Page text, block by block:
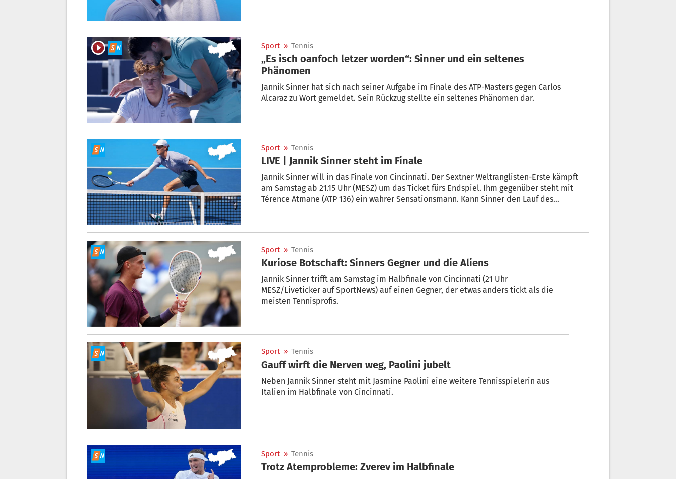
Sport » Tennis
„Es isch oanfoch letzer worden“: Sinner und ein seltenes
Phänomen
Jannik Sinner hat sich nach seiner Aufgabe im Finale des ATP-Masters gegen Carlos
Alcaraz zu Wort gemeldet. Sein Rückzug stellte ein seltenes Phänomen dar.
Sport » Tennis
LIVE | Jannik Sinner steht im Finale
Jannik Sinner will in das Finale von Cincinnati. Der Sextner Weltranglisten-Erste kämpft
am Samstag ab 21.15 Uhr (MESZ) um das Ticket fürs Endspiel. Ihm gegenüber steht mit
Térence Atmane (ATP 136) ein wahrer Sensationsmann. Kann Sinner den Lauf des
Sport » Tennis
Kuriose Botschaft: Sinners Gegner und die Aliens
Jannik Sinner trifft am Samstag im Halbfinale von Cincinnati (21 Uhr
MESZ/Liveticker auf SportNews) auf einen Gegner, der etwas anders tickt als die
meisten Tennisprofis.
Sport » Tennis
Gauff wirft die Nerven weg, Paolini jubelt
Neben Jannik Sinner steht mit Jasmine Paolini eine weitere Tennisspielerin aus
Italien im Halbfinale von Cincinnati.
Sport » Tennis
Trotz Atemprobleme: Zverev im Halbfinale